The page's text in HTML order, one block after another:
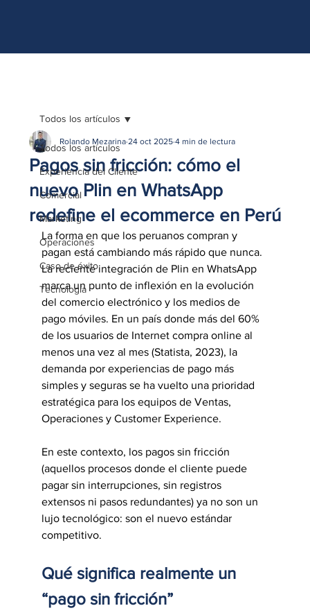
Todos los artículos
Experiencia del Cliente
Comercial
Marketing
Operaciones
Caso de éxito
Tecnología
Todos los artículos
Pagos sin fricción: cómo el
nuevo Plin en WhatsApp
redefine el ecommerce en Perú
Rolando Mezarina 24 oct 2025 4 min de lectura
La forma en que los peruanos compran y
pagan está cambiando más rápido que nunca.
La reciente integración de Plin en WhatsApp
marca un punto de inflexión en la evolución
del comercio electrónico y los medios de
pago móviles. En un país donde más del 60%
de los usuarios de Internet compra online al
menos una vez al mes (Statista, 2023), la
demanda por experiencias de pago más
simples y seguras se ha vuelto una prioridad
estratégica para los equipos de Ventas,
Operaciones y Customer Experience.
En este contexto, los pagos sin fricción
(aquellos procesos donde el cliente puede
pagar sin interrupciones, sin registros
extensos ni pasos redundantes) ya no son un
lujo tecnológico: son el nuevo estándar
competitivo.
Qué significa realmente un
“pago sin fricción”